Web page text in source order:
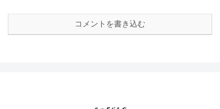
コメントを書き込む